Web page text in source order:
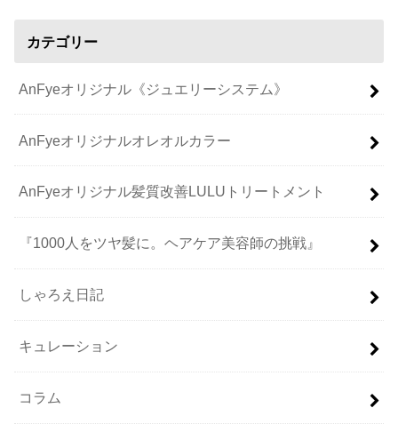
カテゴリー
AnFyeオリジナル《ジュエリーシステム》
AnFyeオリジナルオレオルカラー
AnFyeオリジナル髪質改善LULUトリートメント
『1000人をツヤ髪に。ヘアケア美容師の挑戦』
しゃろえ日記
キュレーション
コラム